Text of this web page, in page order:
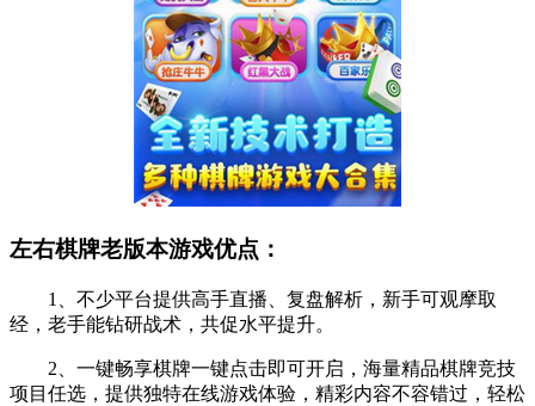
左右棋牌老版本游戏优点：
1、不少平台提供高手直播、复盘解析，新手可观摩取
经，老手能钻研战术，共促水平提升。
2、一键畅享棋牌一键点击即可开启，海量精品棋牌竞技
项目任选，提供独特在线游戏体验，精彩内容不容错过，轻松